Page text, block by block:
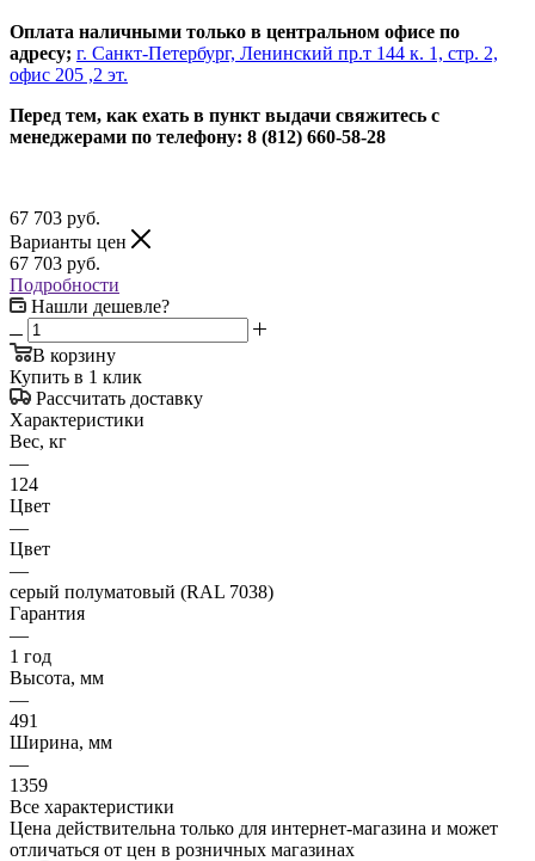
Оплата наличными только в центральном офисе по
адресу; г. Санкт-Петербург, Ленинский пр.т 144 к. 1, стр. 2,
офис 205 ,2 эт.
Перед тем, как ехать в пункт выдачи свяжитесь с
менеджерами по телефону: 8 (812) 660-58-28
67 703 руб.
Варианты цен
67 703 руб.
Подробности
Нашли дешевле?
В корзину
Купить в 1 клик
Рассчитать доставку
Характеристики
Вес, кг
—
124
Цвет
—
Цвет
—
серый полуматовый (RAL 7038)
Гарантия
—
1 год
Высота, мм
—
491
Ширина, мм
—
1359
Все характеристики
Цена действительна только для интернет-магазина и может
отличаться от цен в розничных магазинах